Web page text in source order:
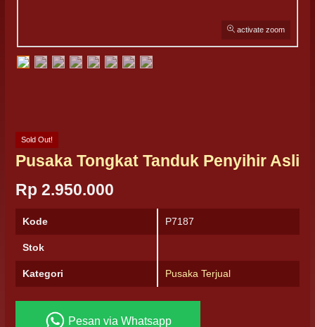
activate zoom
Sold Out!
Pusaka Tongkat Tanduk Penyihir Asli
Rp 2.950.000
Kode P7187
Stok
Kategori Pusaka Terjual
Pesan via Whatsapp